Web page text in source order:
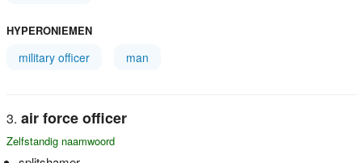
HYPERONIEMEN
military officer man
air force officer
Zelfstandig naamwoord